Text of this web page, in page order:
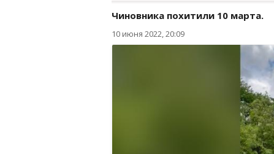
Чиновника похитили 10 марта.
10 июня 2022, 20:09